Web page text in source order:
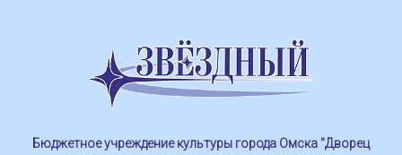
Бюджетное учреждение культуры города Омска "Дворец